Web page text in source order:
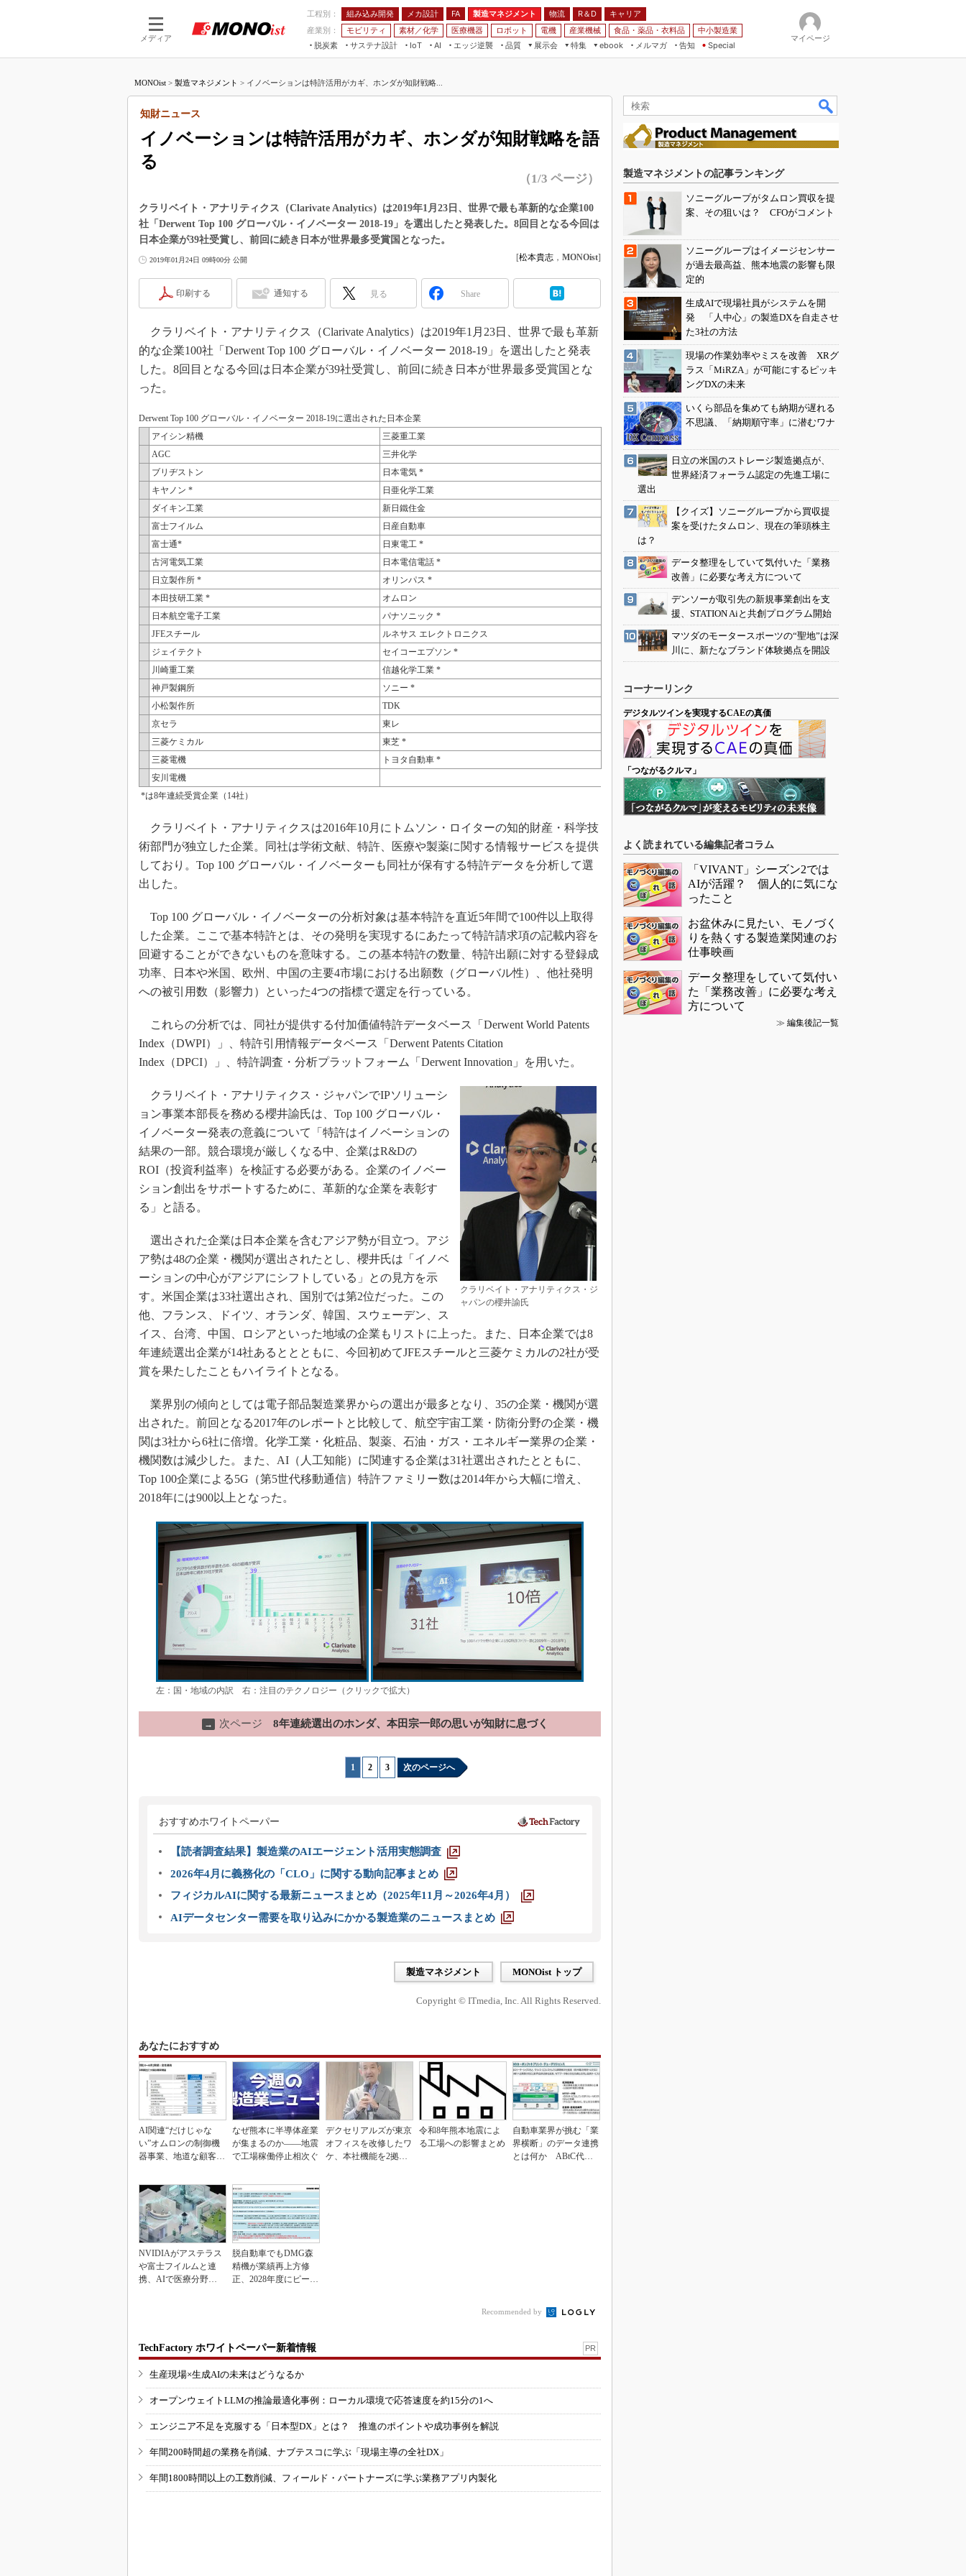
メディア
工程別： 組み込み開発 メカ設計 FA 製造マネジメント 物流 R＆D
キャリア
産業別：
モビリティ 素材／化学 医療機器 ロボット 電機 産業機械 食品・薬品・衣料品
中小製造業
脱炭素
サステナ設計
IoT
つながる工場
AI
AI×設備保全
エッジ逆襲 品質
展示会
JIMTOF
IIFES
TECHNO-FRONTIER
人テク展
スマート工場EXPO
日本ものづくりワールド
産業オープンネット展
特集
つながるクルマ
フィールドサービス
組み込みモデリング
Windows Embedded
3Dプリンタ
デジタルツインとCAE
S＆OP
植物工場
制御セキュリティ
ebook
モビリティ
メルマガ
告知 Special
マイページ
MONOist > 製造マネジメント > イノベーションは特許活用がカギ、ホンダが知財戦略...
イノベーションは特許活用がカギ、ホンダが知財戦略を語
る
知財ニュース
（1/3 ページ）
クラリベイト・アナリティクス（Clarivate Analytics）は2019年1月23日、世界で最も革新的な企業100
社「Derwent Top 100 グローバル・イノベーター 2018-19」を選出したと発表した。8回目となる今回は
日本企業が39社受賞し、前回に続き日本が世界最多受賞国となった。
2019年01月24日 09時00分 公開 [松本貴志 ， MONOist]
印刷する 通知する 見る Share
クラリベイト・アナリティクス（Clarivate Analytics）は2019年1月23日、世界で最も革新
的な企業100社「Derwent Top 100 グローバル・イノベーター 2018-19」を選出したと発表
した。8回目となる今回は日本企業が39社受賞し、前回に続き日本が世界最多受賞国とな
った。
Derwent Top 100 グローバル・イノベーター 2018-19に選出された日本企業
アイシン精機
三菱重工業
AGC
三井化学
ブリヂストン
日本電気 *
キヤノン *
日亜化学工業
ダイキン工業
新日鐵住金
富士フイルム
日産自動車
富士通*
日東電工 *
古河電気工業
日本電信電話 *
日立製作所 *
オリンパス *
本田技研工業 *
オムロン
日本航空電子工業
パナソニック *
JFEスチール
ルネサス エレクトロニクス
ジェイテクト
セイコーエプソン *
川崎重工業
信越化学工業 *
神戸製鋼所
ソニー *
小松製作所
TDK
京セラ
東レ
三菱ケミカル
東芝 *
三菱電機
トヨタ自動車 *
安川電機
*は8年連続受賞企業（14社）
クラリベイト・アナリティクスは2016年10月にトムソン・ロイターの知的財産・科学技
術部門が独立した企業。同社は学術文献、特許、医療や製薬に関する情報サービスを提供
しており。Top 100 グローバル・イノベーターも同社が保有する特許データを分析して選
出した。
Top 100 グローバル・イノベーターの分析対象は基本特許を直近5年間で100件以上取得
した企業。ここで基本特許とは、その発明を実現するにあたって特許請求項の記載内容を
回避することができないものを意味する。この基本特許の数量、特許出願に対する登録成
功率、日本や米国、欧州、中国の主要4市場における出願数（グローバル性）、他社発明
への被引用数（影響力）といった4つの指標で選定を行っている。
これらの分析では、同社が提供する付加価値特許データベース「Derwent World Patents
Index（DWPI）」、特許引用情報データベース「Derwent Patents Citation
Index（DPCI）」、特許調査・分析プラットフォーム「Derwent Innovation」を用いた。
クラリベイト・アナリティクス・ジ
ャパンの櫻井諭氏
クラリベイト・アナリティクス・ジャパンでIPソリューシ
ョン事業本部長を務める櫻井諭氏は、Top 100 グローバル・
イノベーター発表の意義について「特許はイノベーションの
結果の一部。競合環境が厳しくなる中、企業はR&Dの
ROI（投資利益率）を検証する必要がある。企業のイノベー
ション創出をサポートするために、革新的な企業を表彰す
る」と語る。
選出された企業は日本企業を含むアジア勢が目立つ。アジ
ア勢は48の企業・機関が選出されたとし、櫻井氏は「イノベ
ーションの中心がアジアにシフトしている」との見方を示
す。米国企業は33社選出され、国別では第2位だった。この
他、フランス、ドイツ、オランダ、韓国、スウェーデン、ス
イス、台湾、中国、ロシアといった地域の企業もリストに上った。また、日本企業では8
年連続選出企業が14社あるととともに、今回初めてJFEスチールと三菱ケミカルの2社が受
賞を果たしたこともハイライトとなる。
業界別の傾向としては電子部品製造業界からの選出が最多となり、35の企業・機関が選
出された。前回となる2017年のレポートと比較して、航空宇宙工業・防衛分野の企業・機
関は3社から6社に倍増。化学工業・化粧品、製薬、石油・ガス・エネルギー業界の企業・
機関数は減少した。また、AI（人工知能）に関連する企業は31社選出されたとともに、
Top 100企業による5G（第5世代移動通信）特許ファミリー数は2014年から大幅に増え、
2018年には900以上となった。
左：国・地域の内訳 右：注目のテクノロジー（クリックで拡大）
→ 次ページ 8年連続選出のホンダ、本田宗一郎の思いが知財に息づく
1 2 3 次のページへ
おすすめホワイトペーパー
【読者調査結果】製造業のAIエージェント活用実態調査
2026年4月に義務化の「CLO」に関する動向記事まとめ
フィジカルAIに関する最新ニュースまとめ（2025年11月～2026年4月）
AIデータセンター需要を取り込みにかかる製造業のニュースまとめ
製造マネジメント MONOist トップ
Copyright © ITmedia, Inc. All Rights Reserved.
あなたにおすすめ
AI関連“だけじゃな
い”オムロンの制御機
器事業、地道な顧客基
なぜ熊本に半導体産業
が集まるのか――地震
で工場稼働停止相次ぐ
デクセリアルズが東京
オフィスを改修したワ
ケ、本社機能を2拠点
令和8年熊本地震によ
る工場への影響まとめ
自動車業界が挑む「業
界横断」のデータ連携
とは何か ABtC代表
NVIDIAがアステラス
や富士フイルムと連
携、AIで医療分野支
脱自動車でもDMG森
精機が業績再上方修
正、2028年度にピーク
Recommended by
TechFactory ホワイトペーパー新着情報 PR
生産現場×生成AIの未来はどうなるか
オープンウェイトLLMの推論最適化事例：ローカル環境で応答速度を約15分の1へ
エンジニア不足を克服する「日本型DX」とは？ 推進のポイントや成功事例を解説
年間200時間超の業務を削減、ナブテスコに学ぶ「現場主導の全社DX」
年間1800時間以上の工数削減、フィールド・パートナーズに学ぶ業務アプリ内製化
製造マネジメントの記事ランキング
ソニーグループがタムロン買収を提
案、その狙いは？ CFOがコメント
ソニーグループはイメージセンサー
が過去最高益、熊本地震の影響も限
定的
生成AIで現場社員がシステムを開
発 「人中心」の製造DXを自走させ
た3社の方法
現場の作業効率やミスを改善 XRグ
ラス「MiRZA」が可能にするピッキ
ングDXの未来
いくら部品を集めても納期が遅れる
不思議、「納期順守率」に潜むワナ
日立の米国のストレージ製造拠点が、
世界経済フォーラム認定の先進工場に
選出
【クイズ】ソニーグループから買収提
案を受けたタムロン、現在の筆頭株主
は？
データ整理をしていて気付いた「業務
改善」に必要な考え方について
デンソーが取引先の新規事業創出を支
援、STATION Aiと共創プログラム開始
マツダのモータースポーツの“聖地”は深
川に、新たなブランド体験拠点を開設
コーナーリンク
デジタルツインを実現するCAEの真価
「つながるクルマ」
よく読まれている編集記者コラム
「VIVANT」シーズン2では
AIが活躍？ 個人的に気にな
ったこと
お盆休みに見たい、モノづく
りを熱くする製造業関連のお
仕事映画
データ整理をしていて気付い
た「業務改善」に必要な考え
方について
≫ 編集後記一覧